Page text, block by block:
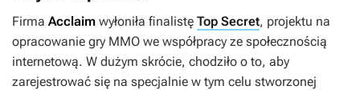
Firma Acclaim wyłoniła finalistę Top Secret, projektu na
opracowanie gry MMO we współpracy ze społecznością
internetową. W dużym skrócie, chodziło o to, aby
zarejestrować się na specjalnie w tym celu stworzonej